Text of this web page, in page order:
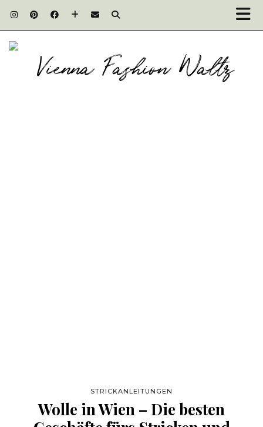
STRICKANLEITUNGEN
Wolle in Wien – Die besten